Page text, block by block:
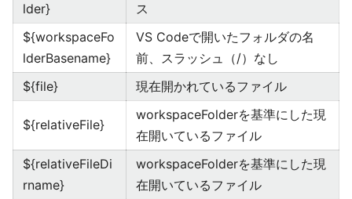
lder}
ス
${workspaceFo
lderBasename}
VS Codeで開いたフォルダの名
前、スラッシュ（/）なし
${file}
現在開かれているファイル
${relativeFile}
workspaceFolderを基準にした現
在開いているファイル
${relativeFileDi
rname}
workspaceFolderを基準にした現
在開いているファイル